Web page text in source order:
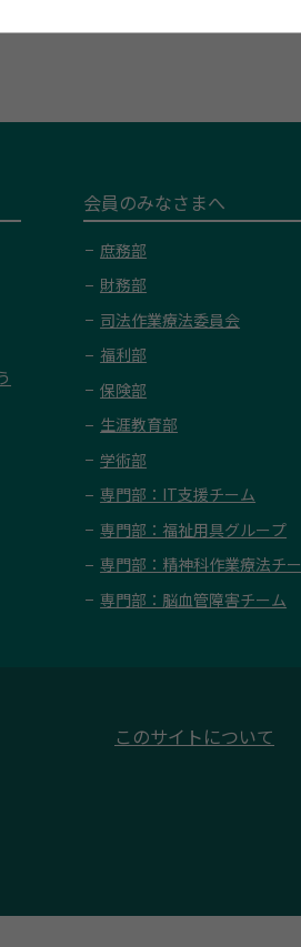
会員のみなさまへ
庶務部
財務部
司法作業療法委員会
福利部
保険部
生涯教育部
学術部
専門部：IT支援チーム
専門部：福祉用具グループ
専門部：精神科作業療法チ
専門部：脳血管障害チーム
このサイトについて